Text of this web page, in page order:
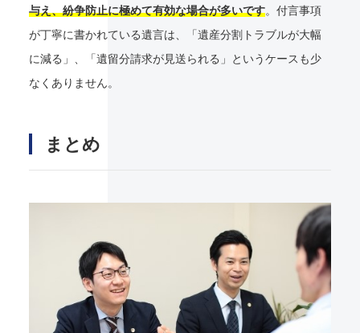
与え、紛争防止に極めて有効な場合が多いです。付言事項
が丁寧に書かれている遺言は、「遺産分割トラブルが大幅
に減る」、「遺留分請求が見送られる」というケースも少
なくありません。
まとめ